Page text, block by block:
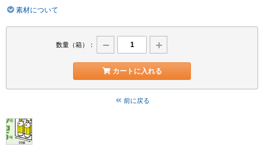
素材について
数量（箱）：
カートに入れる
前に戻る